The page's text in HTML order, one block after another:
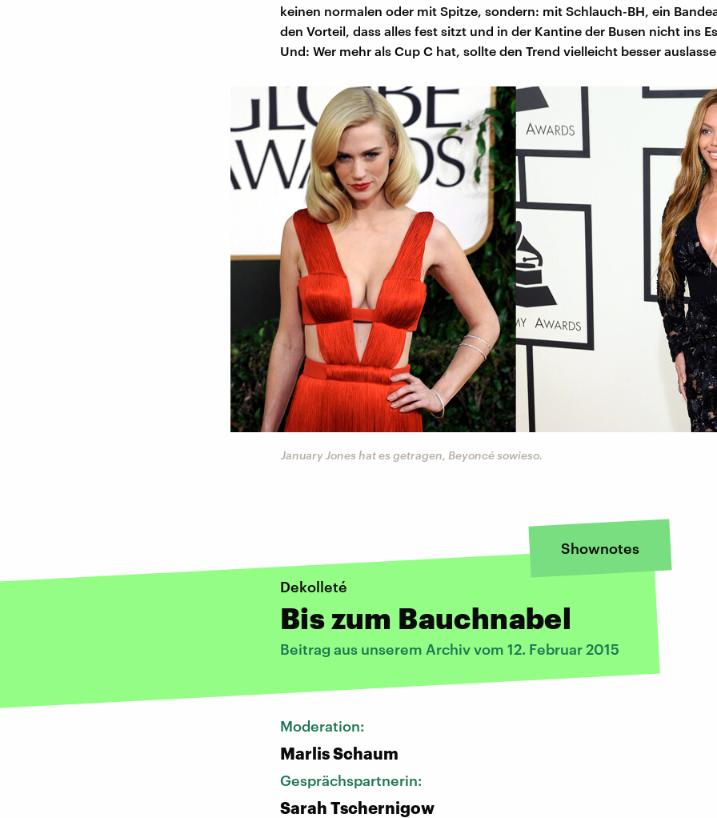
keinen normalen oder mit Spitze, sondern: mit Schlauch-BH, ein
den Vorteil, dass alles fest sitzt und in der Kantine der Busen nicht ins
Und: Wer mehr als Cup C hat, sollte den Trend vielleicht besser
January Jones hat es getragen, Beyoncé sowieso.
‹
Shownotes
Dekolleté
Bis zum Bauchnabel
Beitrag aus unserem Archiv vom 12. Februar 2015
Moderation:
Marlis Schaum
Gesprächspartnerin:
Sarah Tschernigow